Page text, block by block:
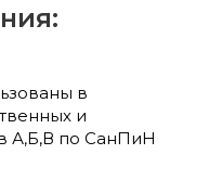
в
и
А,Б,В по СанПиН